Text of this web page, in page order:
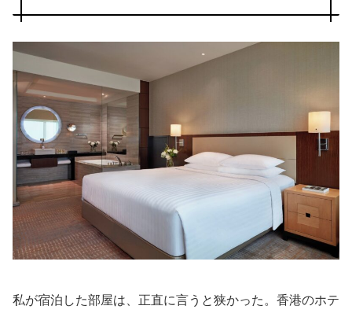
私が宿泊した部屋は、正直に言うと狭かった。香港のホテ